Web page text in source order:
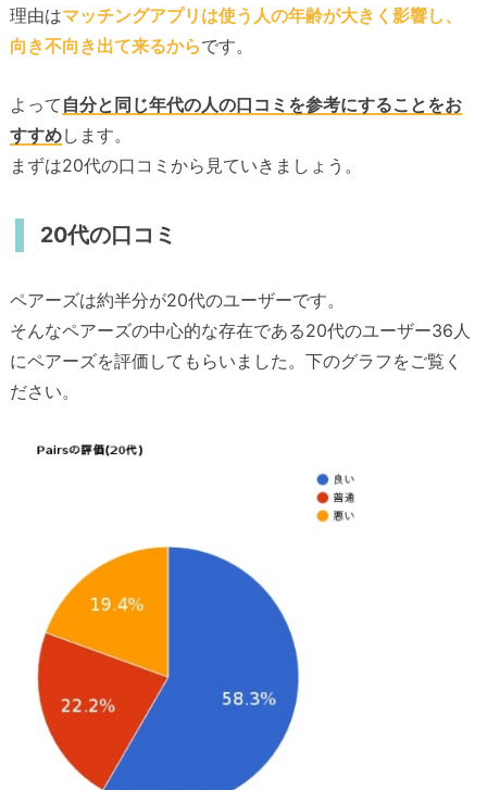
理由はマッチングアプリは使う人の年齢が大きく影響し、
向き不向き出て来るからです。
よって 自分と同じ年代の人の口コミを参考にすることをお
すすめします。
まずは20代の口コミから見ていきましょう。
20代の口コミ
ペアーズは約半分が20代のユーザーです。
そんなペアーズの中心的な存在である20代のユーザー36人
にペアーズを評価してもらいました。下のグラフをご覧く
ださい。